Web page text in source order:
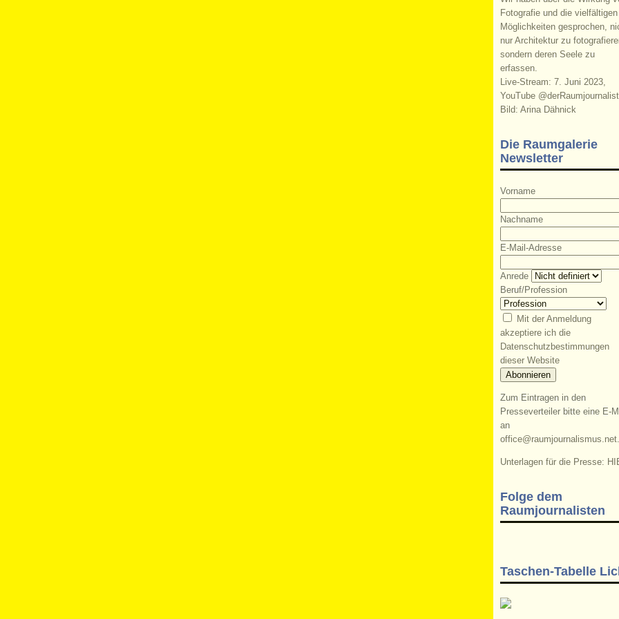
Fotografie und die vielfältigen
Möglichkeiten gesprochen,
nur Architektur zu
sondern deren Seele zu
erfassen.
Live-Stream: 7. Juni 2023,
YouTube
Bild: Arina Dähnick
Die Raumgalerie
Newsletter
Vorname
Nachname
E-Mail-Adresse
Anrede
Beruf/Profession
Mit der Anmeldung
akzeptiere ich die
Datenschutzbestimmungen
dieser Website
Zum Eintragen in den
Presseverteiler bitte eine E-
an
office@raumjournalismus.net.
Unterlagen für die Presse:
Folge dem
Raumjournalisten
Taschen-Tabelle